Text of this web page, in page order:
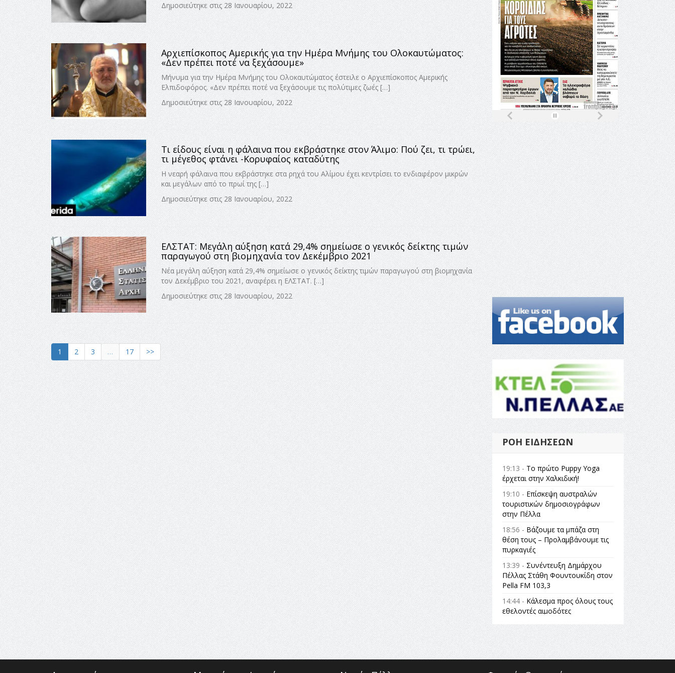
Δημοσιεύτηκε στις 28 Ιανουαρίου, 2022
Αρχιεπίσκοπος Αμερικής για την Ημέρα Μνήμης του Ολοκαυτώματος:
«Δεν πρέπει ποτέ να ξεχάσουμε»
Μήνυμα για την Ημέρα Μνήμης του Ολοκαυτώματος έστειλε ο Αρχιεπίσκοπος Αμερικής
Ελπιδοφόρος. «Δεν πρέπει ποτέ να ξεχάσουμε τις πολύτιμες ζωές […]
Δημοσιεύτηκε στις 28 Ιανουαρίου, 2022
Τι είδους είναι η φάλαινα που εκβράστηκε στον Άλιμο: Πού ζει, τι τρώει,
τι μέγεθος φτάνει -Κορυφαίος καταδύτης
Η νεαρή φάλαινα που εκβράστηκε στα ρηχά του Αλίμου έχει κεντρίσει το ενδιαφέρον μικρών
και μεγάλων από το πρωί της […]
Δημοσιεύτηκε στις 28 Ιανουαρίου, 2022
ΕΛΣΤΑΤ: Μεγάλη αύξηση κατά 29,4% σημείωσε ο γενικός δείκτης τιμών
παραγωγού στη βιομηχανία τον Δεκέμβριο 2021
Νέα μεγάλη αύξηση κατά 29,4% σημείωσε ο γενικός δείκτης τιμών παραγωγού στη βιομηχανία
τον Δεκέμβριο του 2021, αναφέρει η ΕΛΣΤΑΤ. […]
Δημοσιεύτηκε στις 28 Ιανουαρίου, 2022
1 2 3 … 17 >>
ΡΟΉ ΕΙΔΉΣΕΩΝ
19:13 - Το πρώτο Puppy Yoga
έρχεται στην Χαλκιδική!
19:10 - Επίσκεψη αυστραλών
τουριστικών δημοσιογράφων
στην Πέλλα
18:56 - Βάζουμε τα μπάζα στη
θέση τους – Προλαμβάνουμε τις
πυρκαγιές
13:39 - Συνέντευξη Δημάρχου
Πέλλας Στάθη Φουντουκίδη στον
Pella FM 103,3
14:44 - Κάλεσμα προς όλους τους
εθελοντές αιμοδότες
14:23 -Όλη η Ελλάδα ένας
πολιτισμός Μουσική
εγκατάσταση Πόλεμος και
«Ειρήνη;» 5, 6 Αυγούστου 2026 |